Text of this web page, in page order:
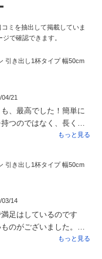
ミを抽出して掲載していま
で確認できます。
引き出し1杯タイプ 幅50cm
21
、最高でした！簡単に
つのではなく、長く大
使いやすいワゴンに出会
す。ありがとうござい
もっと見る
引き出し1杯タイプ 幅50cm
03/14
足はしているのです
のがございました。
プが向かって右奥が1個足
もっと見る